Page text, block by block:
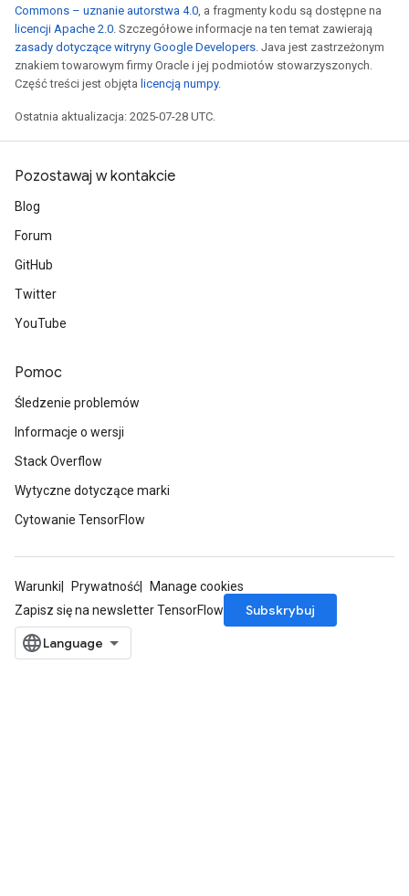
Commons – uznanie autorstwa 4.0, a fragmenty kodu są dostępne na
licencji Apache 2.0. Szczegółowe informacje na ten temat zawierają
zasady dotyczące witryny Google Developers. Java jest zastrzeżonym
znakiem towarowym firmy Oracle i jej podmiotów stowarzyszonych.
Część treści jest objęta licencją numpy.
Ostatnia aktualizacja: 2025-07-28 UTC.
Pozostawaj w kontakcie
Blog
Forum
GitHub
Twitter
YouTube
Pomoc
Śledzenie problemów
Informacje o wersji
Stack Overflow
Wytyczne dotyczące marki
Cytowanie TensorFlow
Warunki Prywatność
Manage cookies
Zapisz się na newsletter TensorFlow
Subskrybuj